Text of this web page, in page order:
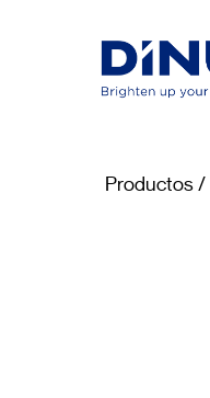
Productos/